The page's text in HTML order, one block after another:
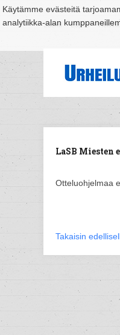
Käytämme evästeitä
analytiikka-alan
Suomi Espoo
LaSB Miesten
Otteluohjelmaa
Takaisin